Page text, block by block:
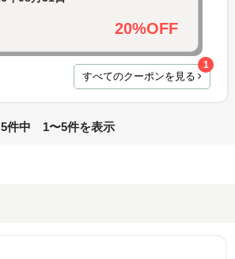
20%OFF
すべてのクーポンを見る
1
5件中 1〜5件を表示